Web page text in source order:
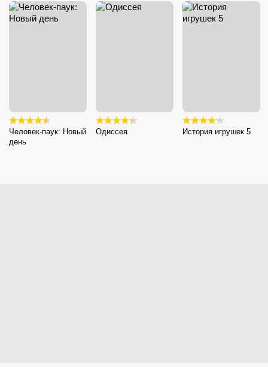
Человек-паук: Новый
день
Одиссея История игрушек 5